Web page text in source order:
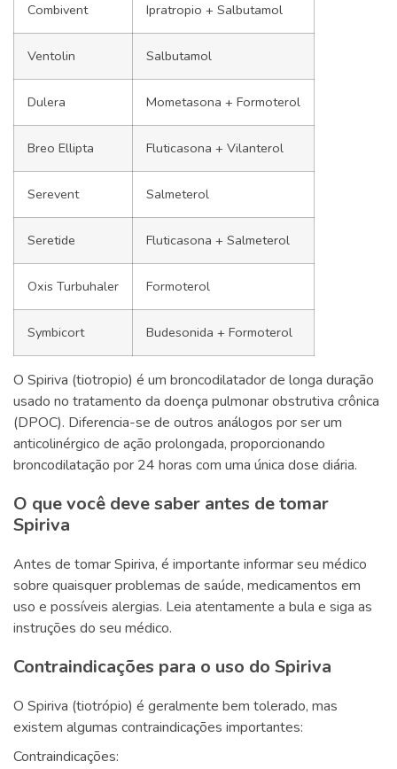
Combivent Ipratropio + Salbutamol
Ventolin Salbutamol
Dulera Mometasona + Formoterol
Breo Ellipta Fluticasona + Vilanterol
Serevent Salmeterol
Seretide Fluticasona + Salmeterol
Oxis Turbuhaler Formoterol
Symbicort Budesonida + Formoterol
O Spiriva (tiotropio) é um broncodilatador de longa duração
usado no tratamento da doença pulmonar obstrutiva crônica
(DPOC). Diferencia-se de outros análogos por ser um
anticolinérgico de ação prolongada, proporcionando
broncodilatação por 24 horas com uma única dose diária.
O que você deve saber antes de tomar
Spiriva
Antes de tomar Spiriva, é importante informar seu médico
sobre quaisquer problemas de saúde, medicamentos em
uso e possíveis alergias. Leia atentamente a bula e siga as
instruções do seu médico.
Contraindicações para o uso do Spiriva
O Spiriva (tiotrópio) é geralmente bem tolerado, mas
existem algumas contraindicações importantes:
Contraindicações: